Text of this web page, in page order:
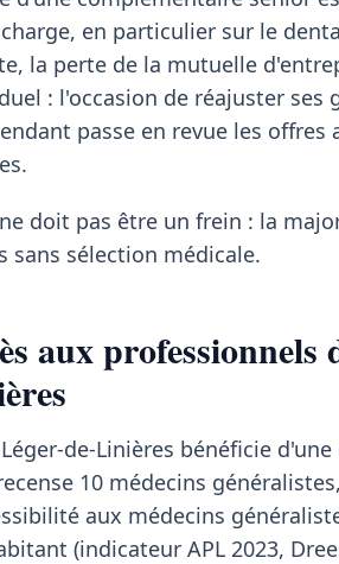
en particulier sur le
la perte de la mutuelle
: l'occasion de réajuster
passe en revue les offres
doit pas être un frein : la
sans sélection médicale.
aux professionnels
de-Linières bénéficie
10 médecins
aux médecins
(indicateur APL 2023,